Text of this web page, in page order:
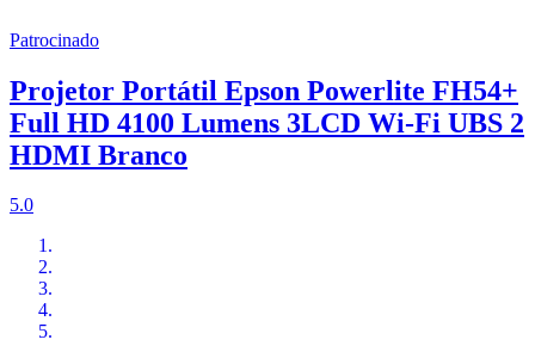
Patrocinado
Projetor Portátil Epson Powerlite FH54+
Full HD 4100 Lumens 3LCD Wi-Fi UBS 2
HDMI Branco
5.0